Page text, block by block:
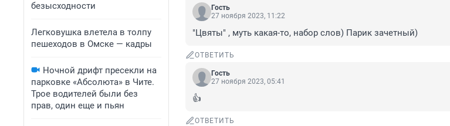
безысходности
Легковушка влетела в толпу
пешеходов в Омске — кадры
Ночной дрифт пресекли на
парковке «Абсолюта» в Чите.
Трое водителей были без
прав, один еще и пьян
Гость
27 ноября 2023, 11:22
"Цвяты" , муть какая-то, набор слов) Парик зачетный)
ОТВЕТИТЬ
Гость
27 ноября 2023, 05:41
👍
ОТВЕТИТЬ